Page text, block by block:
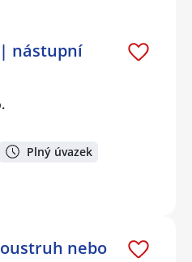
nástupní
Plný úvazek
nebo